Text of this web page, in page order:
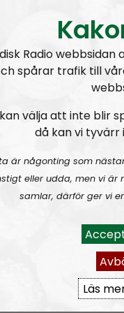
Vi erbjuder ett
till det
Nordisk
och verkar för den
aktivism och
sänder vi det
alla nordiska länder.
radioverksamhet. Vi
är att
som tog över
Radio
spårar trafik till
välja att inte blir
då kan vi tyvärr
är någonting som
eller udda, men vi
samlar, därför ger vi
Läs